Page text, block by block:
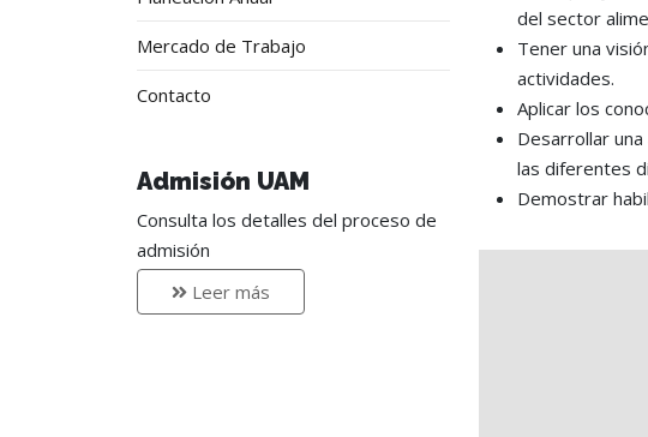
Mercado de Trabajo
Contacto
Admisión UAM
Consulta los detalles del proceso de
admisión
Leer más
del sector
Tener una
actividades.
Aplicar los
Desarrollar
las diferentes
Demostrar